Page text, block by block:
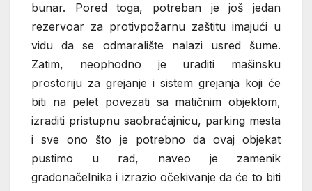
bunar. Pored toga, potreban je još jedan
rezervoar za protivpožarnu zaštitu imajući u
vidu da se odmaralište nalazi usred šume.
Zatim, neophodno je uraditi mašinsku
prostoriju za grejanje i sistem grejanja koji će
biti na pelet povezati sa matičnim objektom,
izraditi pristupnu saobraćajnicu, parking mesta
i sve ono što je potrebno da ovaj objekat
pustimo u rad, naveo je zamenik
gradonačelnika i izrazio očekivanje da će to biti